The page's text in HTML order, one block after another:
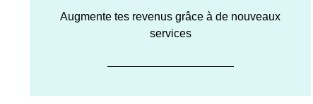
Augmente tes revenus grâce à de nouveaux
services